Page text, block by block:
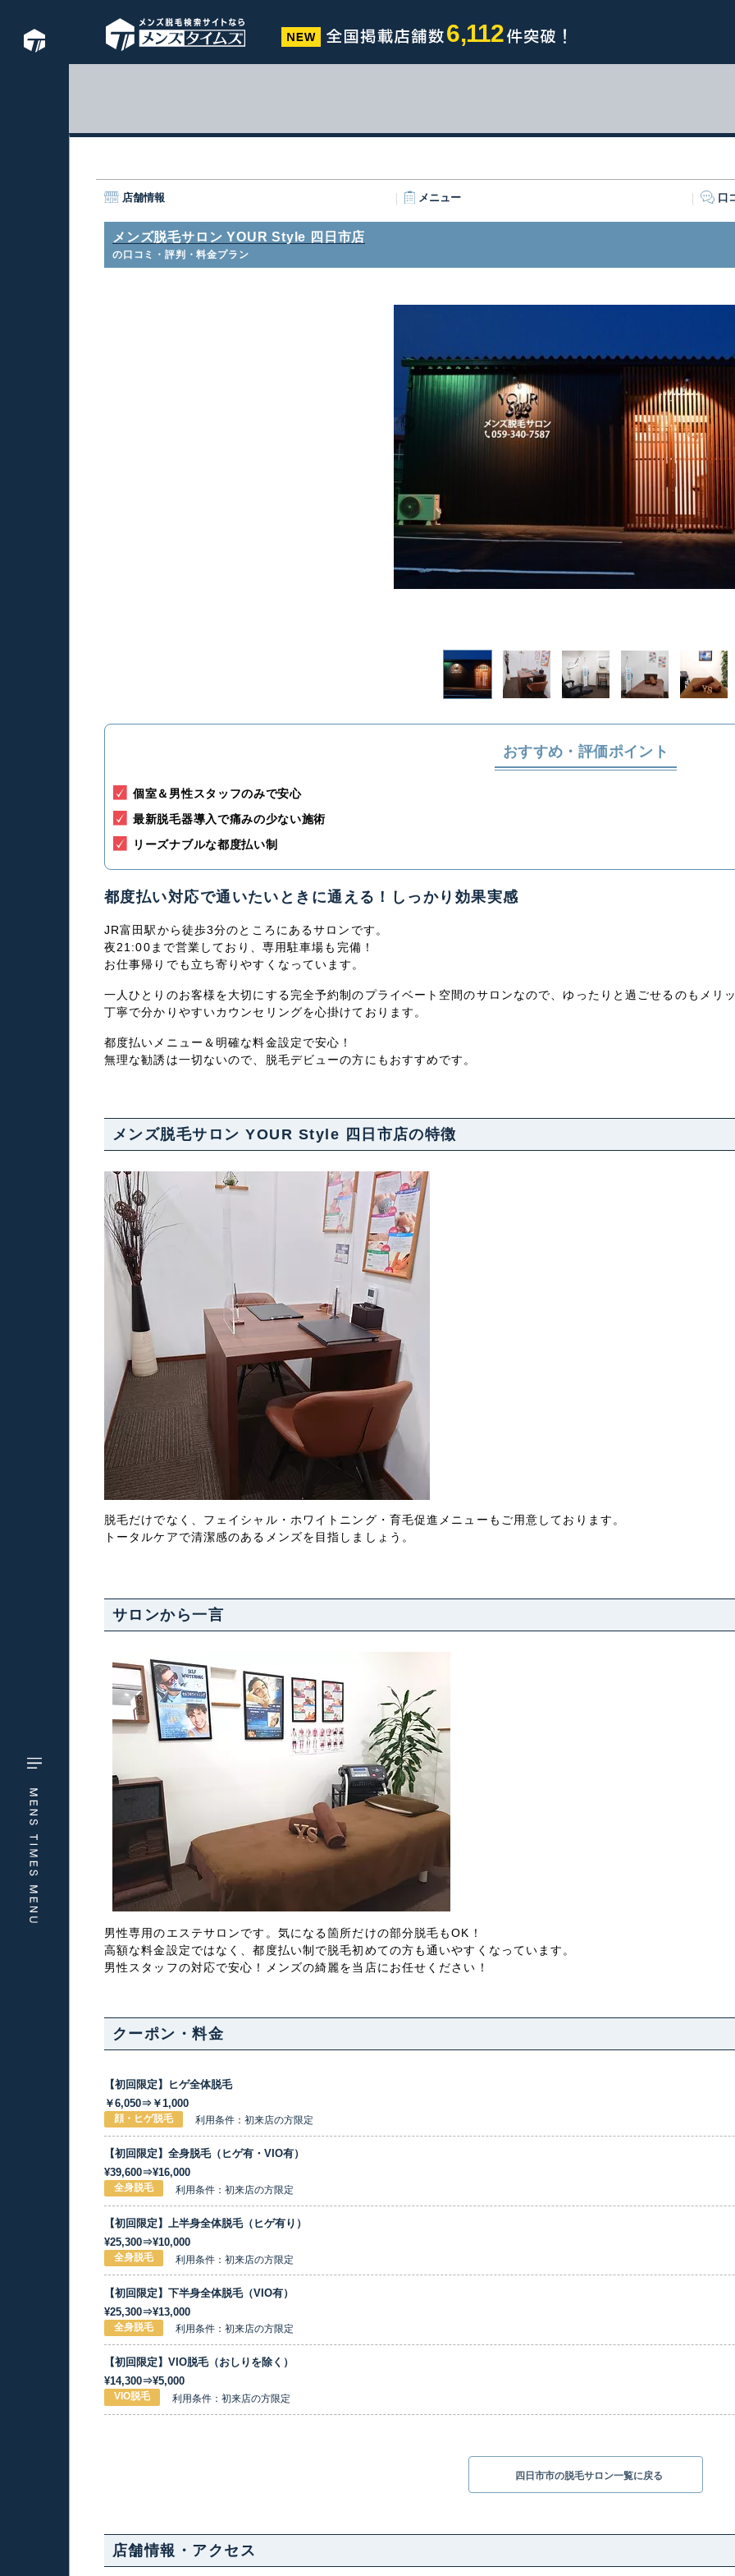
6,112
店舗情報 メニュー 口
メンズ脱毛サロン YOUR Style 四日市店
の口コミ・評判・料金プラン
おすすめ・評価ポイント
個室＆男性スタッフのみで安心
最新脱毛器導入で痛みの少ない施術
リーズナブルな都度払い制
都度払い対応で通いたいときに通える！しっかり効果実感
JR富田駅から徒歩3分のところにあるサロンです。
夜21:00まで営業しており、専用駐車場も完備！
お仕事帰りでも立ち寄りやすくなっています。
一人ひとりのお客様を大切にする完全予約制のプライベート空間のサロンなので、ゆったりと過ごせるのもメリ
丁寧で分かりやすいカウンセリングを心掛けております。
都度払いメニュー＆明確な料金設定で安心！
無理な勧誘は一切ないので、脱毛デビューの方にもおすすめです。
メンズ脱毛サロン YOUR Style 四日市店の特徴
脱毛だけでなく、フェイシャル・ホワイトニング・育毛促進メニューもご用意しております。
トータルケアで清潔感のあるメンズを目指しましょう。
サロンから一言
男性専用のエステサロンです。気になる箇所だけの部分脱毛もOK！
高額な料金設定ではなく、都度払い制で脱毛初めての方も通いやすくなっています。
男性スタッフの対応で安心！メンズの綺麗を当店にお任せください！
クーポン・料金
【初回限定】ヒゲ全体脱毛
￥6,050⇒￥1,000
顔・ヒゲ脱毛 利用条件：初来店の方限定
【初回限定】全身脱毛（ヒゲ有・VIO有）
¥39,600⇒¥16,000
全身脱毛 利用条件：初来店の方限定
【初回限定】上半身全体脱毛（ヒゲ有り）
¥25,300⇒¥10,000
全身脱毛 利用条件：初来店の方限定
【初回限定】下半身全体脱毛（VIO有）
¥25,300⇒¥13,000
全身脱毛 利用条件：初来店の方限定
【初回限定】VIO脱毛（おしりを除く）
¥14,300⇒¥5,000
VIO脱毛 利用条件：初来店の方限定
四日市市の脱毛サロン一覧に戻る
店舗情報・アクセス